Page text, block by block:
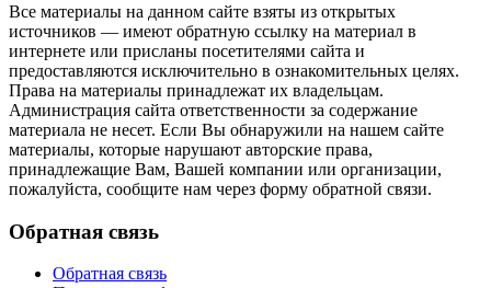
Все материалы на данном сайте взяты из открытых
источников — имеют обратную ссылку на материал в
интернете или присланы посетителями сайта и
предоставляются исключительно в ознакомительных целях.
Права на материалы принадлежат их владельцам.
Администрация сайта ответственности за содержание
материала не несет. Если Вы обнаружили на нашем сайте
материалы, которые нарушают авторские права,
принадлежащие Вам, Вашей компании или организации,
пожалуйста, сообщите нам через форму обратной связи.
Обратная связь
Обратная связь